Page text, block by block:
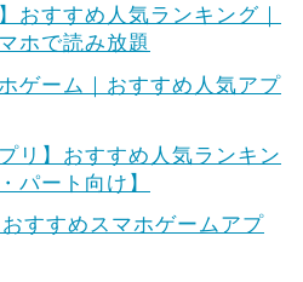
おすすめ人気ランキング｜
ホで読み放題
ゲーム｜おすすめ人気アプ
リ】おすすめ人気ランキン
パート向け】
おすすめスマホゲームアプ